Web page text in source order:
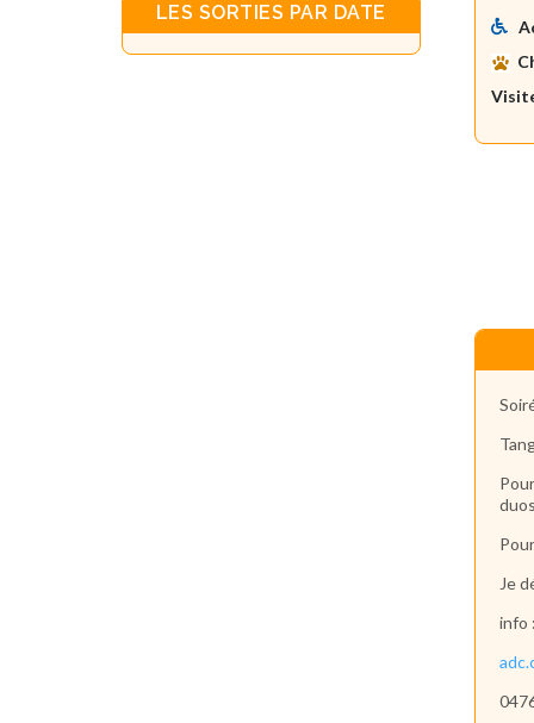
Je
info
LES SORTIES PAR DATE